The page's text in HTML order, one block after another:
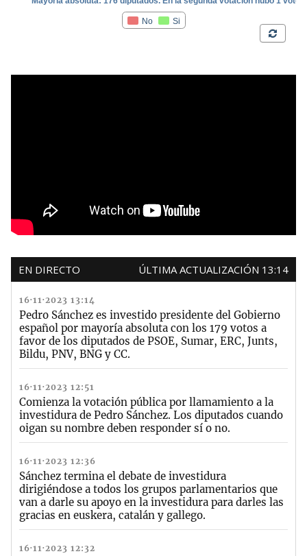
EN DIRECTO ÚLTIMA ACTUALIZACIÓN 13:14
16·11·2023 13:14
Pedro Sánchez es investido presidente del Gobierno
español por mayoría absoluta con los 179 votos a
favor de los diputados de PSOE, Sumar, ERC, Junts,
Bildu, PNV, BNG y CC.
16·11·2023 12:51
Comienza la votación pública por llamamiento a la
investidura de Pedro Sánchez. Los diputados cuando
oigan su nombre deben responder sí o no.
16·11·2023 12:36
Sánchez termina el debate de investidura
dirigiéndose a todos los grupos parlamentarios que
van a darle su apoyo en la investidura para darles las
gracias en euskera, catalán y gallego.
16·11·2023 12:32